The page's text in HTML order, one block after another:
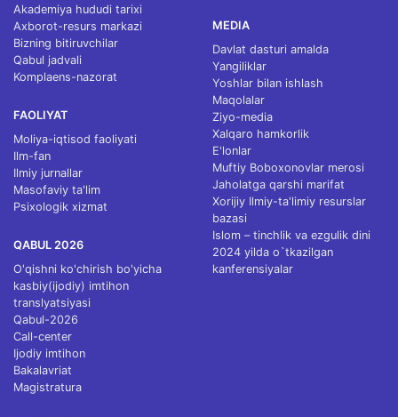
Akademiya hududi tarixi
Axborot-resurs markazi
Bizning bitiruvchilar
Qabul jadvali
Komplaens-nazorat
FAOLIYAT
Moliya-iqtisod faoliyati
Ilm-fan
Ilmiy jurnallar
Masofaviy ta'lim
Psixologik xizmat
QABUL 2026
O'qishni ko'chirish bo'yicha
kasbiy(ijodiy) imtihon
translyatsiyasi
Qabul-2026
Call-center
Ijodiy imtihon
Bakalavriat
Magistratura
MEDIA
Davlat dasturi amalda
Yangiliklar
Yoshlar bilan ishlash
Maqolalar
Ziyo-media
Xalqaro hamkorlik
E'lonlar
Muftiy Boboxonovlar merosi
Jaholatga qarshi marifat
Xorijiy Ilmiy-ta'limiy resurslar
bazasi
Islom – tinchlik va ezgulik dini
2024 yilda o`tkazilgan
kanferensiyalar